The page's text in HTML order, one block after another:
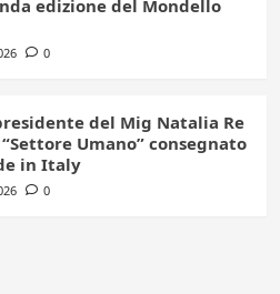
edizione del Mondello
0
del Mig Natalia Re
Umano” consegnato
in Italy
0